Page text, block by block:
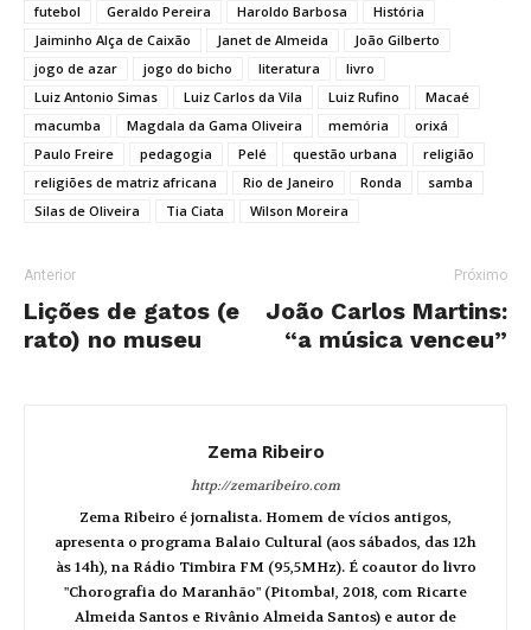
futebol
Geraldo Pereira Haroldo Barbosa
História
Jaiminho Alça de Caixão
Janet de Almeida
João Gilberto
jogo de azar
jogo do bicho literatura
livro
Luiz Antonio Simas
Luiz Carlos da Vila Luiz Rufino
Macaé
macumba
Magdala da Gama Oliveira memória
orixá
Paulo Freire
pedagogia Pelé questão urbana
religião
religiões de matriz africana
Rio de Janeiro Ronda
samba
Silas de Oliveira
Tia Ciata Wilson Moreira
Anterior
Lições de gatos (e
rato) no museu
Próximo
João Carlos Martins:
“a música venceu”
Zema Ribeiro
http://zemaribeiro.com
Zema Ribeiro é jornalista. Homem de vícios antigos,
apresenta o programa Balaio Cultural (aos sábados, das 12h
às 14h), na Rádio Timbira FM (95,5MHz). É coautor do livro
"Chorografia do Maranhão" (Pitomba!, 2018, com Ricarte
Almeida Santos e Rivânio Almeida Santos) e autor de